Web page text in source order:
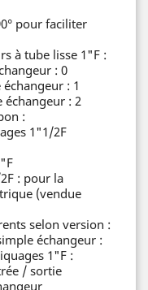
pour faciliter
à tube lisse 1"F :
: 0
: 1
échangeur : 2
:
1"1/2F
: pour la
(vendue
selon version :
échangeur :
1"F :
/ sortie